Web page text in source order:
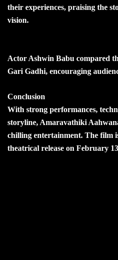
their experiences, praising the
vision.
Actor Ashwin Babu compared
Gari Gadhi, encouraging
Conclusion
With strong performances,
storyline, Amaravathiki
chilling entertainment. The film
theatrical release on February